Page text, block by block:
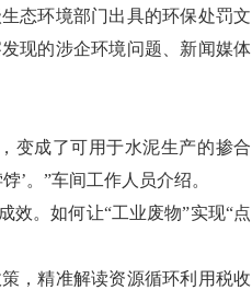
态环境部门出具的环保处罚文
现的涉企环境问题、新闻媒体
变成了可用于水泥生产的掺合
饽’。 ”车间工作人员介绍。
效。如何让“工业废物”实现“点
，精准解读资源循环利用税收